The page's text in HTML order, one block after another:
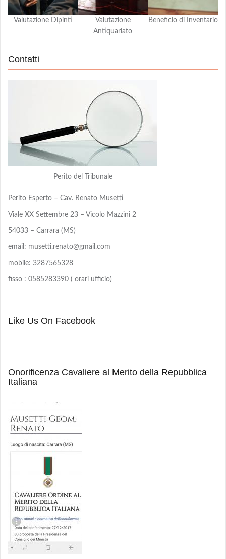
Valutazione Dipinti
Valutazione
Antiquariato
Beneficio di Inventario
Contatti
Perito del Tribunale
Perito Esperto – Cav. Renato Musetti
Viale XX Settembre 23 – Vicolo Mazzini 2
54033 – Carrara (MS)
email: musetti.renato@gmail.com
mobile: 3287565328
fisso : 0585283390 ( orari ufficio)
Like Us On Facebook
Onorificenza Cavaliere al Merito della Repubblica
Italiana